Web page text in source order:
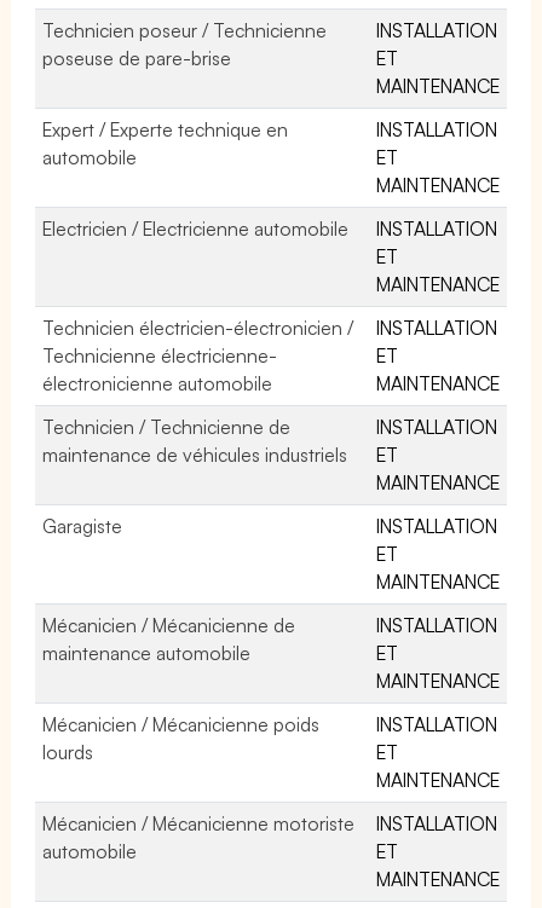
Technicien poseur / Technicienne
poseuse de pare-brise
INSTALLATION
ET
MAINTENANCE
Expert / Experte technique en
automobile
INSTALLATION
ET
MAINTENANCE
Electricien / Electricienne automobile
INSTALLATION
ET
MAINTENANCE
Technicien électricien-électronicien /
Technicienne électricienne-
électronicienne automobile
INSTALLATION
ET
MAINTENANCE
Technicien / Technicienne de
maintenance de véhicules industriels
INSTALLATION
ET
MAINTENANCE
Garagiste
INSTALLATION
ET
MAINTENANCE
Mécanicien / Mécanicienne de
maintenance automobile
INSTALLATION
ET
MAINTENANCE
Mécanicien / Mécanicienne poids
lourds
INSTALLATION
ET
MAINTENANCE
Mécanicien / Mécanicienne motoriste
automobile
INSTALLATION
ET
MAINTENANCE